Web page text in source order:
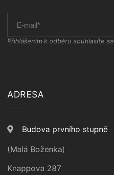
Přihlášením k odběru souhlasíte se
ADRESA
Budova prvního stupně
(Malá Boženka)
Knappova 287